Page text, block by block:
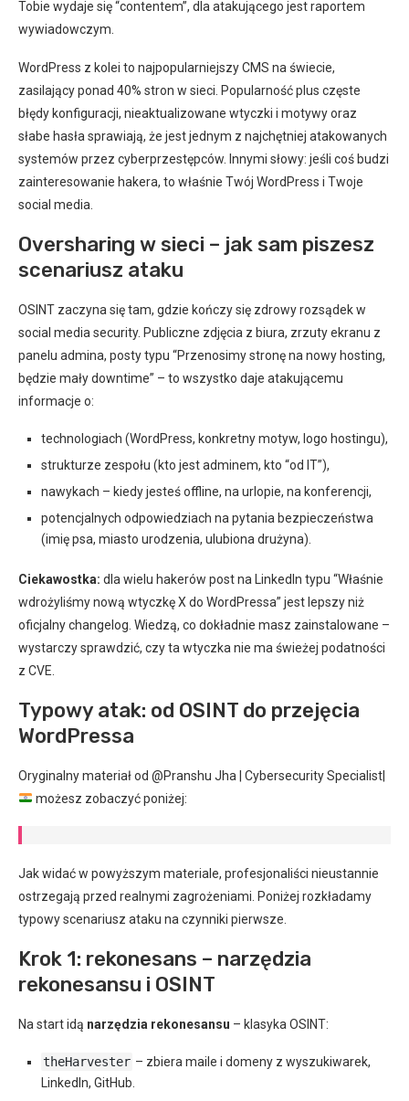
Tobie wydaje się “contentem”, dla atakującego jest raportem
wywiadowczym.
WordPress z kolei to najpopularniejszy CMS na świecie,
zasilający ponad 40% stron w sieci. Popularność plus częste
błędy konfiguracji, nieaktualizowane wtyczki i motywy oraz
słabe hasła sprawiają, że jest jednym z najchętniej atakowanych
systemów przez cyberprzestępców. Innymi słowy: jeśli coś budzi
zainteresowanie hakera, to właśnie Twój WordPress i Twoje
social media.
Oversharing w sieci – jak sam piszesz
scenariusz ataku
OSINT zaczyna się tam, gdzie kończy się zdrowy rozsądek w
social media security. Publiczne zdjęcia z biura, zrzuty ekranu z
panelu admina, posty typu “Przenosimy stronę na nowy hosting,
będzie mały downtime” – to wszystko daje atakującemu
informacje o:
technologiach (WordPress, konkretny motyw, logo hostingu),
strukturze zespołu (kto jest adminem, kto “od IT”),
nawykach – kiedy jesteś offline, na urlopie, na konferencji,
potencjalnych odpowiedziach na pytania bezpieczeństwa
(imię psa, miasto urodzenia, ulubiona drużyna).
Ciekawostka: dla wielu hakerów post na LinkedIn typu “Właśnie
wdrożyliśmy nową wtyczkę X do WordPressa” jest lepszy niż
oficjalny changelog. Wiedzą, co dokładnie masz zainstalowane –
wystarczy sprawdzić, czy ta wtyczka nie ma świeżej podatności
z CVE.
Typowy atak: od OSINT do przejęcia
WordPressa
Oryginalny materiał od @Pranshu Jha | Cybersecurity Specialist|
możesz zobaczyć poniżej:
Jak widać w powyższym materiale, profesjonaliści nieustannie
ostrzegają przed realnymi zagrożeniami. Poniżej rozkładamy
typowy scenariusz ataku na czynniki pierwsze.
Krok 1: rekonesans – narzędzia
rekonesansu i OSINT
Na start idą narzędzia rekonesansu – klasyka OSINT:
theHarvester – zbiera maile i domeny z wyszukiwarek,
LinkedIn, GitHub.